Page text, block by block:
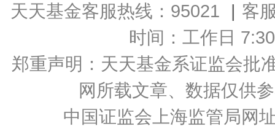
天天基金客服热线：95021 | 客
时间：工作日
郑重声明： 天天基金系证监会批
网所载文章、数据仅供
中国证监会上海监管局网